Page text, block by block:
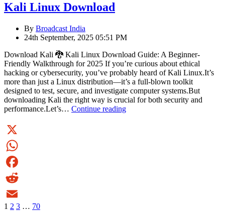
Kali Linux Download
By Broadcast India
24th September, 2025 05:51 PM
Download Kali 🐉 Kali Linux Download Guide: A Beginner-
Friendly Walkthrough for 2025 If you’re curious about ethical
hacking or cybersecurity, you’ve probably heard of Kali Linux.It’s
more than just a Linux distribution—it’s a full-blown toolkit
designed to test, secure, and investigate computer systems.But
downloading Kali the right way is crucial for both security and
performance.Let’s… Continue readingKali
X
WhatsApp
Facebook
Reddit
Email
1 2 3 … 70